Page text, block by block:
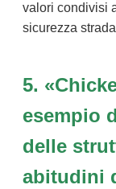
valori condivisi
sicurezza
5.
esempio
delle
abitudini